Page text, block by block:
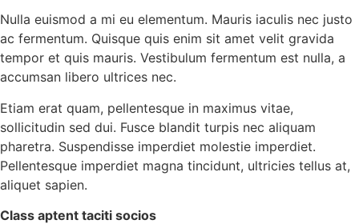
Nulla euismod a mi eu elementum. Mauris iaculis nec justo
ac fermentum. Quisque quis enim sit amet velit gravida
tempor et quis mauris. Vestibulum fermentum est nulla, a
accumsan libero ultrices nec.
Etiam erat quam, pellentesque in maximus vitae,
sollicitudin sed dui. Fusce blandit turpis nec aliquam
pharetra. Suspendisse imperdiet molestie imperdiet.
Pellentesque imperdiet magna tincidunt, ultricies tellus at,
aliquet sapien.
Class aptent taciti socios